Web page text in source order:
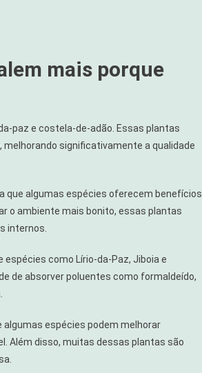
mais porque
paz e costela-de-adão. Essas plantas
significativamente a qualidade
que algumas espécies oferecem benefícios
o ambiente mais bonito, essas plantas
internos.
como Lírio-da-Paz, Jiboia e
de absorver poluentes como formaldeído,
algumas espécies podem melhorar
Além disso, muitas dessas plantas são